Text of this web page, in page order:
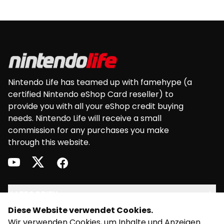
werden. die der Regionseinstellung deiner
europäischen Version von: Nintendo 3DS •
Nintendo 3DS XL • Nintendo 2DS • New Nintendo
2DS XL • New Nintendo 3DS • New Nintendo 3DS
XL • Wii U
Diese Website verwendet Cookies.
Nintendo Life has teamed up with famehype (a
certified Nintendo eShop Card reseller) to
provide you with all your eShop credit buying
needs. Nintendo Life will receive a small
commission for any purchases you make
through this website.
youtubetwitterfacebook
RECHT